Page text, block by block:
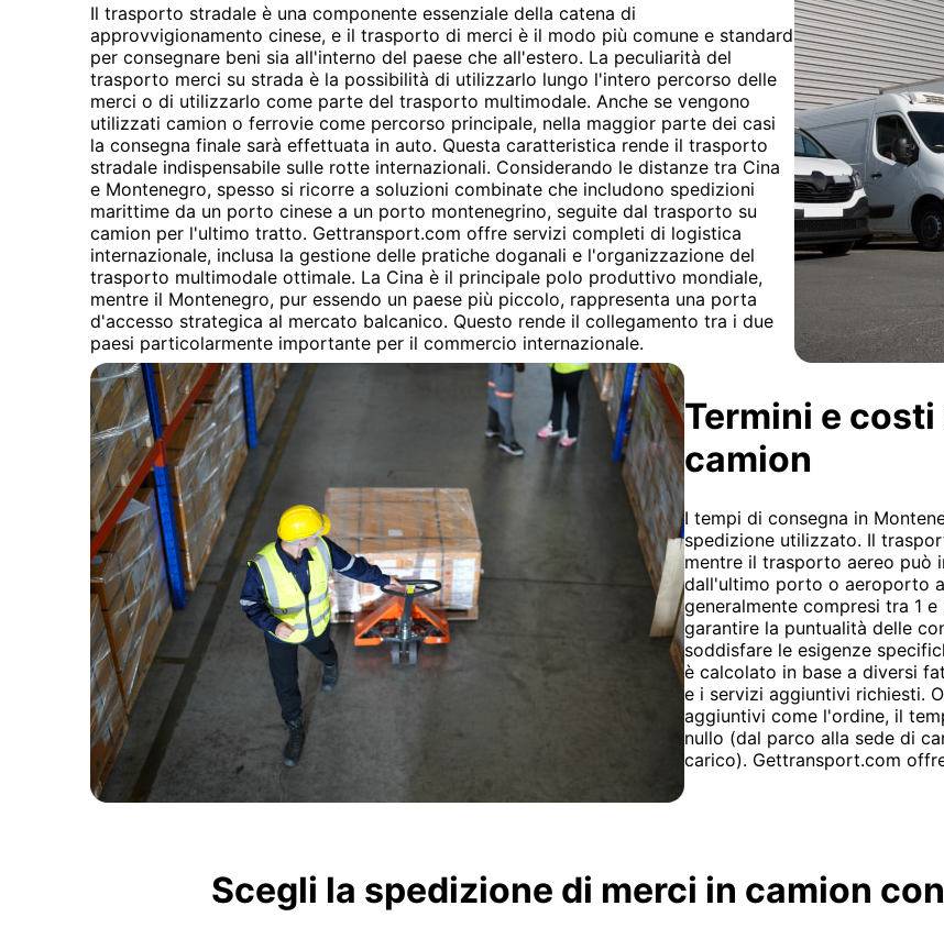
Il trasporto stradale è una componente essenziale della catena di
approvvigionamento cinese, e il trasporto di merci è il modo più comune e standard
per consegnare beni sia all'interno del paese che all'estero. La peculiarità del
trasporto merci su strada è la possibilità di utilizzarlo lungo l'intero percorso delle
merci o di utilizzarlo come parte del trasporto multimodale. Anche se vengono
utilizzati camion o ferrovie come percorso principale, nella maggior parte dei casi
la consegna finale sarà effettuata in auto. Questa caratteristica rende il trasporto
stradale indispensabile sulle rotte internazionali. Considerando le distanze tra Cina
e Montenegro, spesso si ricorre a soluzioni combinate che includono spedizioni
marittime da un porto cinese a un porto montenegrino, seguite dal trasporto su
camion per l'ultimo tratto. Gettransport.com offre servizi completi di logistica
internazionale, inclusa la gestione delle pratiche doganali e l'organizzazione del
trasporto multimodale ottimale. La Cina è il principale polo produttivo mondiale,
mentre il Montenegro, pur essendo un paese più piccolo, rappresenta una porta
d'accesso strategica al mercato balcanico. Questo rende il collegamento tra i due
paesi particolarmente importante per il commercio internazionale.
Termini e
camion
I tempi di consegna in
spedizione utilizzato. Il
mentre il trasporto aereo può
dall'ultimo porto o aeroporto
generalmente compresi tra 1
garantire la puntualità delle
soddisfare le esigenze
è calcolato in base a diversi
e i servizi aggiuntivi richiesti.
aggiuntivi come l'ordine, il
nullo (dal parco alla sede di
carico). Gettransport.com
Scegli la spedizione di merci in camion